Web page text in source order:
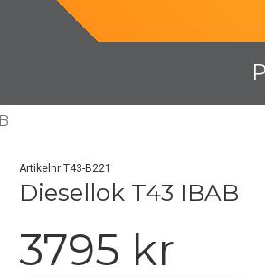
Artikelnr T43-B221
Diesellok T43 IBAB
3795 kr